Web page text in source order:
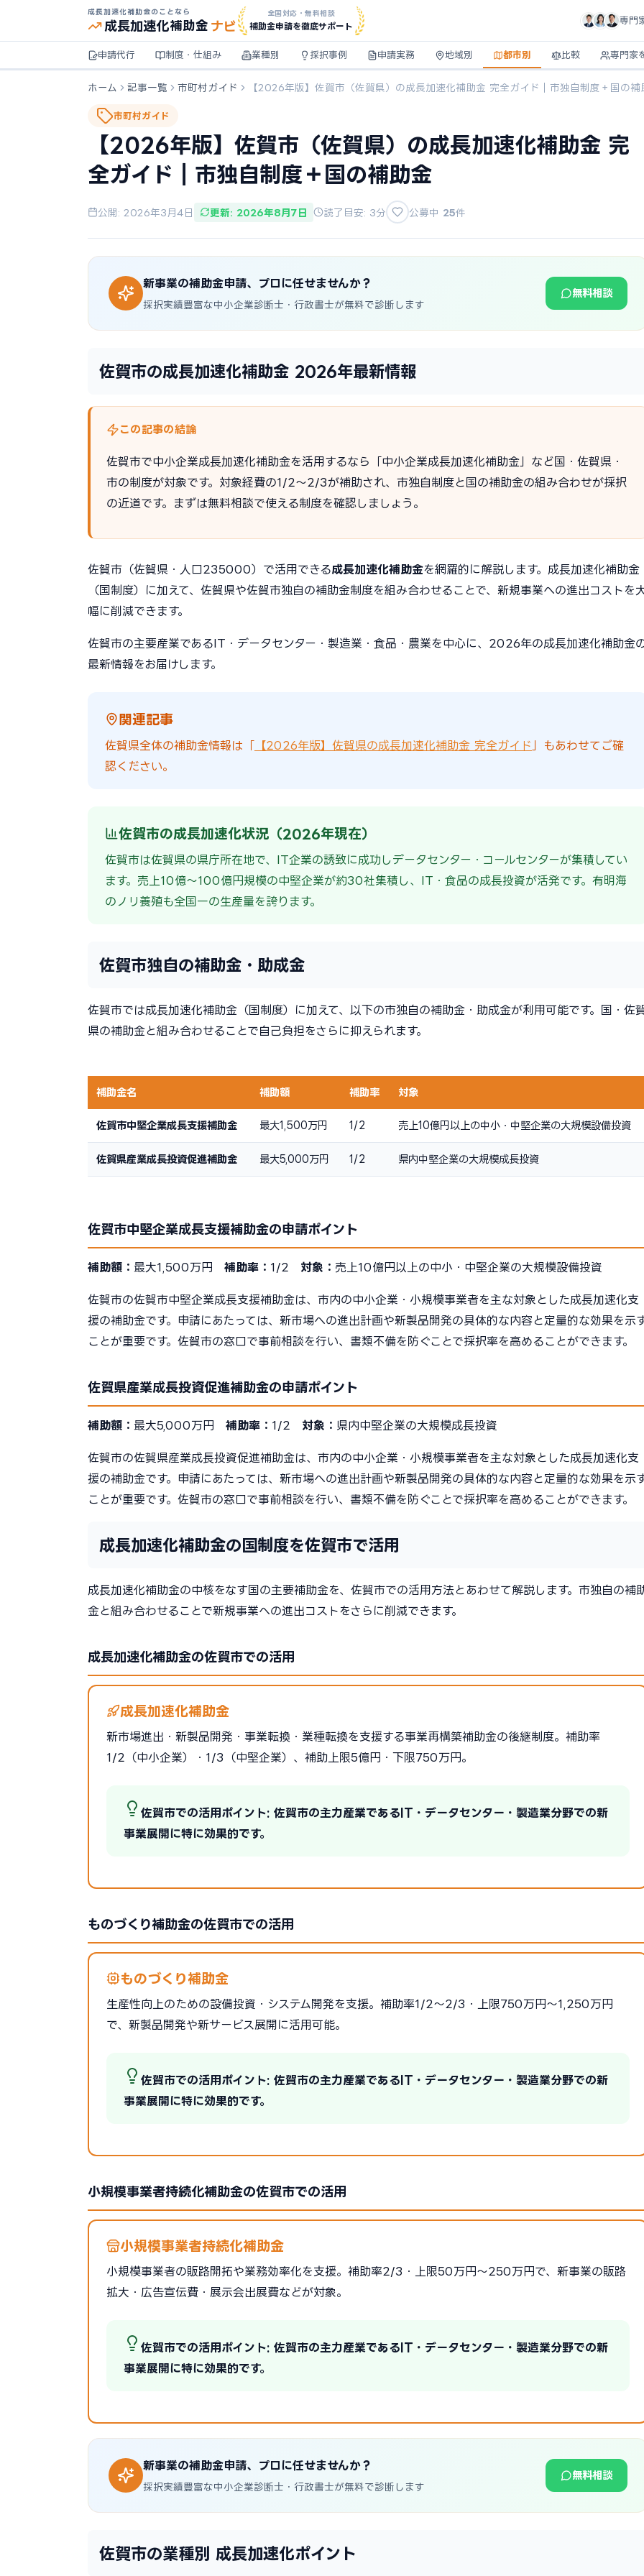
成長加速化補助金のことなら
成長加速化補助金 ナビ
全国対応・無料相談
補助金申請を徹底サポート
専門
申請代行 制度・仕組み 業種別 採択事例 申請実務 地域別 都市別 比較 専門家
ホーム 記事一覧 市町村ガイド 【2026年版】佐賀市（佐賀県）の成長加速化補助金 完全ガイド｜市独自制度＋国の補
市町村ガイド
【2026年版】佐賀市（佐賀県）の成長加速化補助金 完
全ガイド｜市独自制度＋国の補助金
公開: 2026年3月4日 更新: 2026年8月7日 読了目安: 3分 公募中 25件
新事業の補助金申請、プロに任せませんか？
採択実績豊富な中小企業診断士・行政書士が無料で診断します
無料相談
佐賀市の成長加速化補助金 2026年最新情報
この記事の結論
佐賀市で中小企業成長加速化補助金を活用するなら「中小企業成長加速化補助金」など国・佐賀県・
市の制度が対象です。対象経費の1/2〜2/3が補助され、市独自制度と国の補助金の組み合わせが採択
の近道です。まずは無料相談で使える制度を確認しましょう。
佐賀市（佐賀県・人口235000）で活用できる成長加速化補助金を網羅的に解説します。成長加速化補助金
（国制度）に加えて、佐賀県や佐賀市独自の補助金制度を組み合わせることで、新規事業への進出コストを
幅に削減できます。
佐賀市の主要産業であるIT・データセンター・製造業・食品・農業を中心に、2026年の成長加速化補助金
最新情報をお届けします。
関連記事
佐賀県全体の補助金情報は「 【2026年版】佐賀県の成長加速化補助金 完全ガイド
」もあわせてご確
認ください。
佐賀市の成長加速化状況（2026年現在）
佐賀市は佐賀県の県庁所在地で、IT企業の誘致に成功しデータセンター・コールセンターが集積してい
ます。売上10億〜100億円規模の中堅企業が約30社集積し、IT・食品の成長投資が活発です。有明海
のノリ養殖も全国一の生産量を誇ります。
佐賀市独自の補助金・助成金
佐賀市では成長加速化補助金（国制度）に加えて、以下の市独自の補助金・助成金が利用可能です。国・佐
県の補助金と組み合わせることで自己負担をさらに抑えられます。
補助金名 補助額 補助率 対象
佐賀市中堅企業成長支援補助金 最大1,500万円 1/2 売上10億円以上の中小・中堅企業の大規模設備投資
佐賀県産業成長投資促進補助金 最大5,000万円 1/2 県内中堅企業の大規模成長投資
佐賀市中堅企業成長支援補助金の申請ポイント
補助額： 最大1,500万円 補助率： 1/2 対象： 売上10億円以上の中小・中堅企業の大規模設備投資
佐賀市の佐賀市中堅企業成長支援補助金は、市内の中小企業・小規模事業者を主な対象とした成長加速化支
援の補助金です。申請にあたっては、新市場への進出計画や新製品開発の具体的な内容と定量的な効果を示
ことが重要です。佐賀市の窓口で事前相談を行い、書類不備を防ぐことで採択率を高めることができます。
佐賀県産業成長投資促進補助金の申請ポイント
補助額： 最大5,000万円 補助率： 1/2 対象： 県内中堅企業の大規模成長投資
佐賀市の佐賀県産業成長投資促進補助金は、市内の中小企業・小規模事業者を主な対象とした成長加速化支
援の補助金です。申請にあたっては、新市場への進出計画や新製品開発の具体的な内容と定量的な効果を示
ことが重要です。佐賀市の窓口で事前相談を行い、書類不備を防ぐことで採択率を高めることができます。
成長加速化補助金の国制度を佐賀市で活用
成長加速化補助金の中核をなす国の主要補助金を、佐賀市での活用方法とあわせて解説します。市独自の補
金と組み合わせることで新規事業への進出コストをさらに削減できます。
成長加速化補助金の佐賀市での活用
成長加速化補助金
新市場進出・新製品開発・事業転換・業種転換を支援する事業再構築補助金の後継制度。補助率
1/2（中小企業）・1/3（中堅企業）、補助上限5億円・下限750万円。
佐賀市での活用ポイント: 佐賀市の主力産業であるIT・データセンター・製造業分野での新
事業展開に特に効果的です。
ものづくり補助金の佐賀市での活用
ものづくり補助金
生産性向上のための設備投資・システム開発を支援。補助率1/2〜2/3・上限750万円〜1,250万円
で、新製品開発や新サービス展開に活用可能。
佐賀市での活用ポイント: 佐賀市の主力産業であるIT・データセンター・製造業分野での新
事業展開に特に効果的です。
小規模事業者持続化補助金の佐賀市での活用
小規模事業者持続化補助金
小規模事業者の販路開拓や業務効率化を支援。補助率2/3・上限50万円〜250万円で、新事業の販路
拡大・広告宣伝費・展示会出展費などが対象。
佐賀市での活用ポイント: 佐賀市の主力産業であるIT・データセンター・製造業分野での新
事業展開に特に効果的です。
新事業の補助金申請、プロに任せませんか？
採択実績豊富な中小企業診断士・行政書士が無料で診断します
無料相談
佐賀市の業種別 成長加速化ポイント